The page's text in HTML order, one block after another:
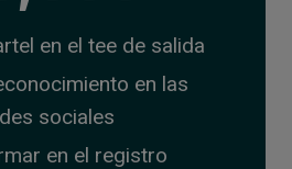
en el tee de salida
en las
sociales
en el registro